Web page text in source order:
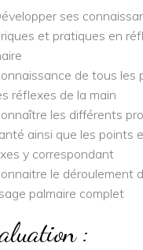
ses
et pratiques en
de tous les
réflexes de la main
les différents
ainsi que les points
y correspondant
le déroulement
palmaire complet
: